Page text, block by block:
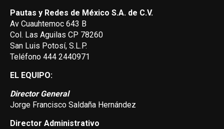
Pautas y Redes de México S.A. de C.V.
Av Cuauhtemoc 643 B
Col. Las Aguilas CP 78260
San Luis Potosí, S.L.P.
Teléfono 444 2440971
EL EQUIPO:
Director General
Jorge Francisco Saldaña Hernández
Director Administrativo